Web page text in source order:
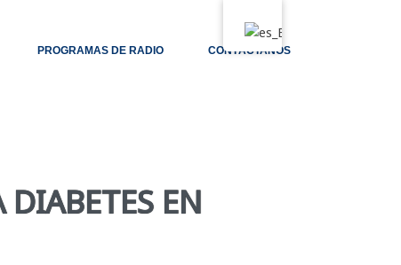
PROGRAMAS DE RADIO CONTÁCTANOS
DIABETES EN